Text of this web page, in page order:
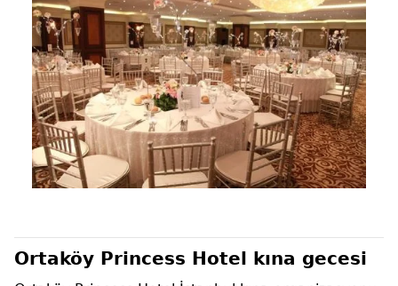
Ortaköy Princess Hotel kına gecesi